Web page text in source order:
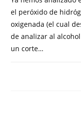
el peróxido de
oxigenada (el cual
de analizar al
un corte…